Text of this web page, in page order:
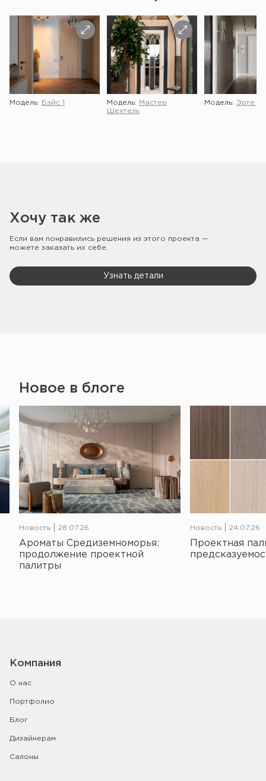
Модель: Бэйс 1 Модель:
Мастер
Шехтель
Модель: Эрте 2
Хочу так же
Если вам понравились решения из этого проекта —
можете заказать их себе.
Узнать детали
Новое в блоге
Новость 28.07.26
Ароматы Средиземноморья:
продолжение проектной
палитры
Новость 24.07.26
Проектная
Компания
О нас
Портфолио
Блог
Дизайнерам
Салоны